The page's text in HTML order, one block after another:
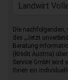
Landwirt
Die nachfolgenden,
des „Jetzt
Beratung-
(Kredit Austria)
Service GmbH wird
Ihnen ein